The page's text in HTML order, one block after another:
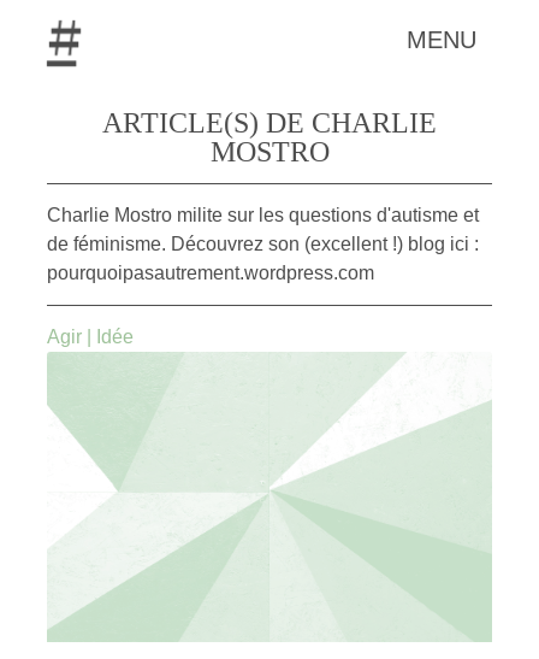
MENU
ARTICLE(S) DE CHARLIE
MOSTRO
Charlie Mostro milite sur les questions d'autisme et
de féminisme. Découvrez son (excellent !) blog ici :
pourquoipasautrement.wordpress.com
Agir Idée